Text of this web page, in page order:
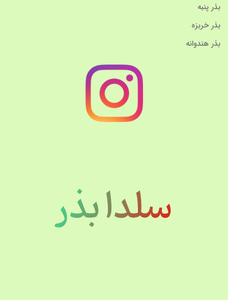
بذر پنبه
بذر خربزه
بذر هندوانه